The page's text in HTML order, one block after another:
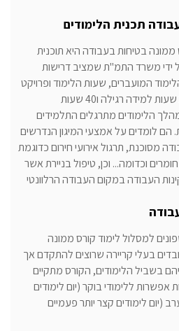
תכנית הלימודים
בטיחות בעבודה היא תוכנית
משרד התמ"ת שמציב דרישות
המועברים, שעות הלימוד ופרויקט
הגמר. משך הקורס הוא כ290 שעות למידה רגילה ו40 שעות
הלימודים מתרגלים התלמידים
הם לומדים על אמצעי המיגון הנדרשים
מסוכנת, תרגול אירועי חירום כדוגמת
וכדומה... וכן, טיפול בניירת אשר
העבודה במקום העבודה הרלוונטי
למסלול לימוד קורס ממונה
בעלי קריירה שרוצים להתקדם אך
בשביל הלימודים, הקורס מתקיים
אפשרות ללימודי בוקר (יום לימודים
(יום לימודים קצר יותר פעמיים